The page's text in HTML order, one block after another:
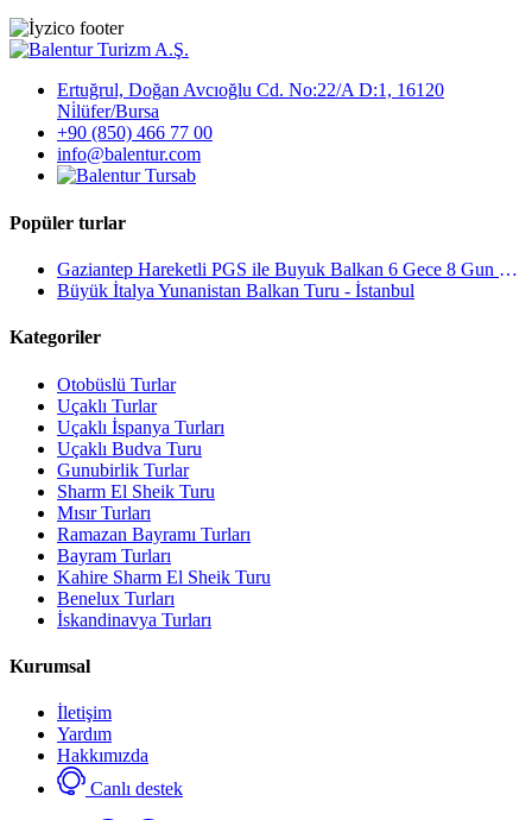
Ertuğrul, Doğan Avcıoğlu Cd. No:22/A D:1, 16120
Ni̇lüfer/Bursa
+90 (850) 466 77 00
info@balentur.com
Popüler turlar
Gaziantep Hareketli PGS ile Buyuk Balkan 6 Gece 8 Gun Vizesiz SKP-SKP
Büyük İtalya Yunanistan Balkan Turu - İstanbul
Kategoriler
Otobüslü Turlar
Uçaklı Turlar
Uçaklı İspanya Turları
Uçaklı Budva Turu
Gunubirlik Turlar
Sharm El Sheik Turu
Mısır Turları
Ramazan Bayramı Turları
Bayram Turları
Kahire Sharm El Sheik Turu
Benelux Turları
İskandinavya Turları
Kurumsal
İletişim
Yardım
Hakkımızda
Canlı destek